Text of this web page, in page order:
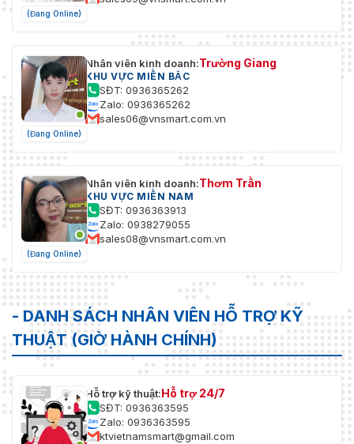
(Đang Online)
(Đang Online)
Nhân viên kinh doanh:Trường Giang
KHU VỰC MIỀN BẮC
SĐT: 0936365262
Zalo: 0936365262
sales06@vnsmart.com.vn
(Đang Online)
Nhân viên kinh doanh:Thơm Trần
KHU VỰC MIỀN NAM
SĐT: 0936363913
Zalo: 0938279055
sales08@vnsmart.com.vn
- DANH SÁCH NHÂN VIÊN HỖ TRỢ KỸ
THUẬT (GIỜ HÀNH CHÍNH)
Hỗ trợ kỹ thuật:Hỗ trợ 24/7
SĐT: 0936363595
Zalo: 0936363595
ktvietnamsmart@gmail.com